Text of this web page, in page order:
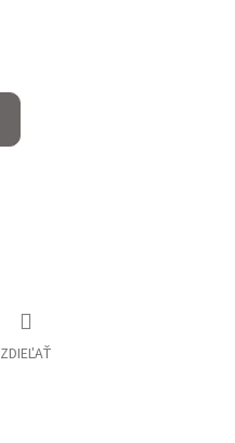
ZDIEĽAŤ